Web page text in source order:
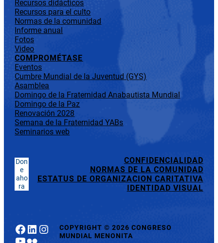
Recursos didácticos
Recursos para el culto
Normas de la comunidad
Informe anual
Fotos
Video
COMPROMÉTASE
Eventos
Cumbre Mundial de la Juventud (GYS)
Asamblea
Domingo de la Fraternidad Anabautista Mundial
Domingo de la Paz
Renovación 2028
Semana de la Fraternidad YABs
Seminarios web
Don
e
aho
ra
CONFIDENCIALIDAD
NORMAS DE LA COMUNIDAD
ESTATUS DE ORGANIZACION CARITATIVA
IDENTIDAD VISUAL
Facebook
LinkedIn
Instagram
YouTube
Flickr
COPYRIGHT© 2026 CONGRESO
MUNDIAL MENONITA